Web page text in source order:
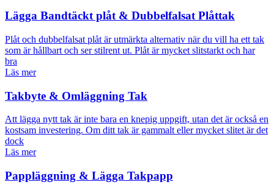
Lägga Bandtäckt plåt & Dubbelfalsat Plåttak
Plåt och dubbelfalsat plåt är utmärkta alternativ när du vill ha ett tak
som är hållbart och ser stilrent ut. Plåt är mycket slitstarkt och har
bra
Läs mer
Takbyte & Omläggning Tak
Att lägga nytt tak är inte bara en knepig uppgift, utan det är också en
kostsam investering. Om ditt tak är gammalt eller mycket slitet är det
dock
Läs mer
Pappläggning & Lägga Takpapp